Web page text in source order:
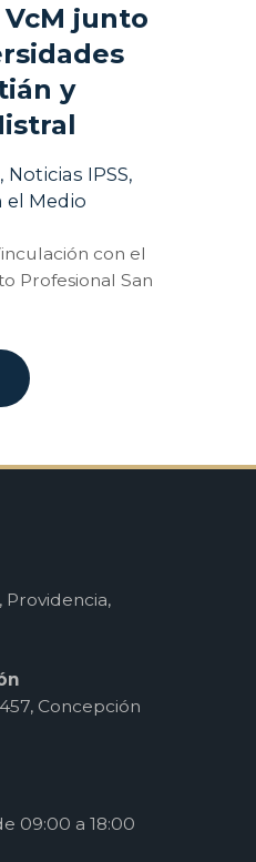
junto
y
, Noticias IPSS,
el Medio
con el
Profesional San
Providencia,
Concepción
09:00 a 18:00